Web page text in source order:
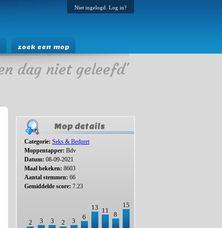
Niet ingelogd. Log in?
zoek een mop
dag niet geleefd'
Mop details
Categorie: Seks & Bedpret
Moppentapper: Bdv
Datum: 08-09-2021
Maal bekeken: 8603
Aantal stemmen: 66
Gemiddelde score: 7.23
2 3 3 2 3
6
13 11
8
15